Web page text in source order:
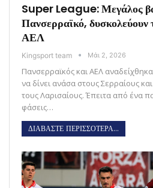
Super League: Μεγάλος
Πανσερραϊκό, δυσκολεύουν
ΑΕΛ
Kingsport team Μάι 2, 2026
Πανσερραϊκός και ΑΕΛ
να δίνει ανάσα στους Σερραίους
τους Λαρισαίους. Έπειτα από ένα
φάσεις…
ΔΙΑΒΑΣΤΕ ΠΕΡΙΣΣΟΤΕΡΑ...